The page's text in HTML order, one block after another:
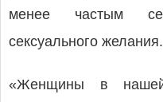
менее частым
сексуального желания.
«Женщины в нашей